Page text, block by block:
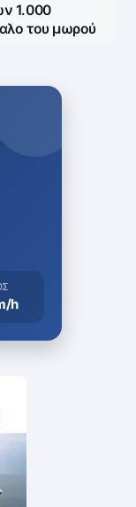
1.000
του μωρού
h